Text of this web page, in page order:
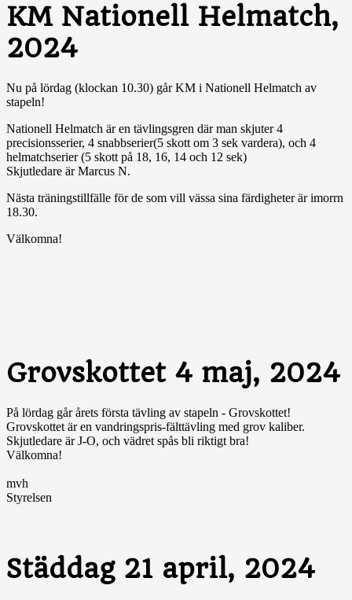
KM Nationell Helmatch,
2024
Nu på lördag (klockan 10.30) går KM i Nationell Helmatch av
stapeln!
Nationell Helmatch är en tävlingsgren där man skjuter 4
precisionsserier, 4 snabbserier(5 skott om 3 sek vardera), och 4
helmatchserier (5 skott på 18, 16, 14 och 12 sek)
Skjutledare är Marcus N.
Nästa träningstillfälle för de som vill vässa sina färdigheter är imorrn
18.30.
Välkomna!
Grovskottet 4 maj, 2024
På lördag går årets första tävling av stapeln - Grovskottet!
Grovskottet är en vandringspris-fälttävling med grov kaliber.
Skjutledare är J-O, och vädret spås bli riktigt bra!
Välkomna!
mvh
Styrelsen
Städdag 21 april, 2024